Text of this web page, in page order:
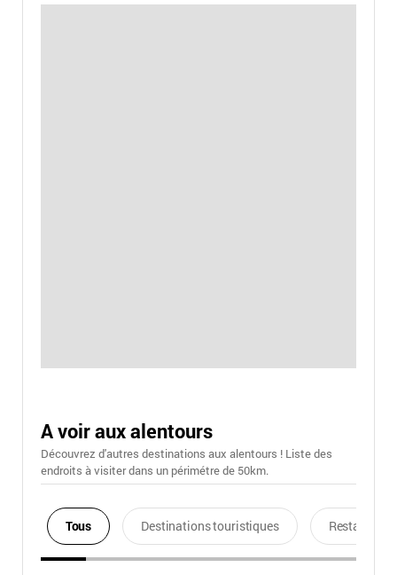
A voir aux alentours
Découvrez d'autres destinations aux alentours ! Liste des
endroits à visiter dans un périmétre de 50km.
Tous Destinations touristiques Restaurants